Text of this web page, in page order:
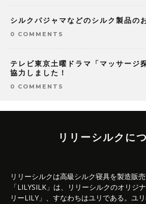
シルクパジャマなどのシルク製品の
0 COMMENTS
テレビ東京土曜ドラマ「マッサージ
協力しました！
0 COMMENTS
リリーシルクに
リリーシルクは高級シルク寝具を製造販売
「LILYSILK」は、リリーシルクのオリジ
リーLILY」、すなわちはユリである。ユ